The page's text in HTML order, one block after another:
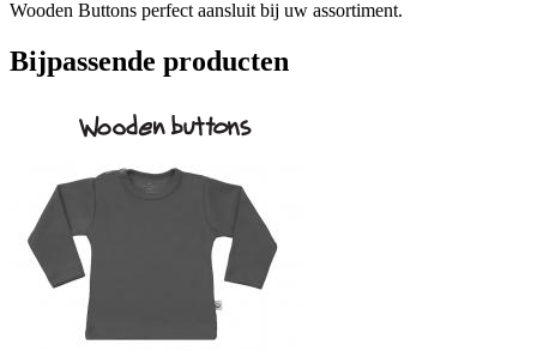
Wooden Buttons perfect aansluit bij uw assortiment.
Bijpassende producten